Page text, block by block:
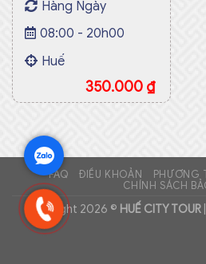
350.000 ₫
Hàng Ngày
08:00 - 20h00
Huế
FAQ ĐIỀU KHOẢN
PHƯƠNG
CHÍNH SÁCH
Copyright 2026 © HUẾ CITY TOUR